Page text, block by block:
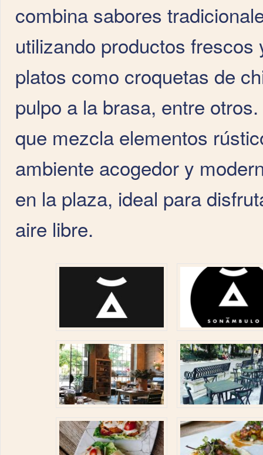
combina sabores
utilizando productos
platos como croquetas de
pulpo a la brasa, entre
que mezcla elementos
ambiente acogedor y
en la plaza, ideal para
aire libre.